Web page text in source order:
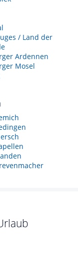
/ Land der
Ardennen
Mosel